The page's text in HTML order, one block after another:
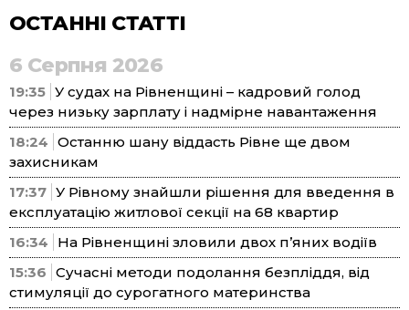
ОСТАННІ СТАТТІ
6 Серпня 2026
19:35 У судах на Рівненщині – кадровий голод
через низьку зарплату і надмірне навантаження
18:24 Останню шану віддасть Рівне ще двом
захисникам
17:37 У Рівному знайшли рішення для введення в
експлуатацію житлової секції на 68 квартир
16:34
На Рівненщині зловили двох п’яних водіїв
15:36 Сучасні методи подолання безпліддя, від
стимуляції до сурогатного материнства